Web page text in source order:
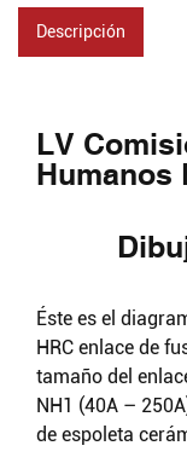
Descripción
LV
Humanos
Éste es el
HRC enlace de
tamaño del
NH1 (40A –
de espoleta